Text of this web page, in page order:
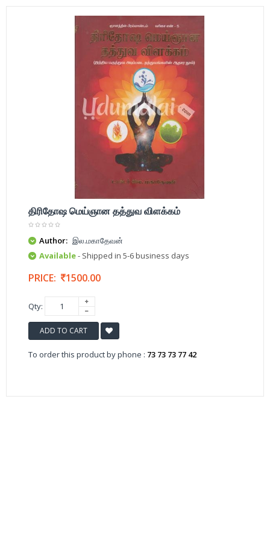
திரிதோஷ மெய்ஞான தத்துவ விளக்கம்
Author: இல.மகாதேவன்
Available- Shipped in 5-6 business days
PRICE: 1500.00
Qty:
ADD TO CART
To order this product by phone : 73 73 73 77 42